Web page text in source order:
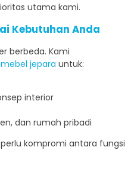
utama kami.
Kebutuhan Anda
berbeda. Kami
mebel jepara untuk:
interior
dan rumah pribadi
kompromi antara fungsi